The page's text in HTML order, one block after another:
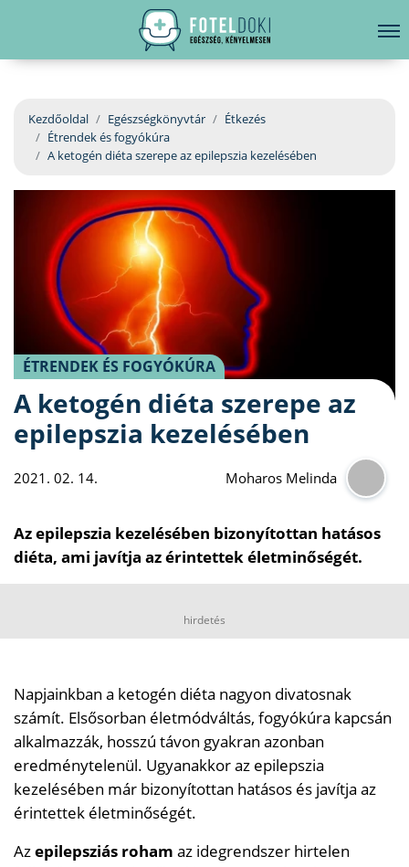
EGÉSZSÉGKÖNYVTÁR
BETEGSÉGKALAUZ
ÜGYELETKERESŐ
ORVOS VÁLASZOL
ORVOSKERESŐ
hirdetés
Kezdőoldal Egészségkönyvtár
Étkezés
Étrendek és fogyókúra
A ketogén diéta szerepe az epilepszia kezelésében
ÉTRENDEK ÉS FOGYÓKÚRA
A ketogén diéta szerepe az
epilepszia kezelésében
2021. 02. 14. Moharos Melinda
Az epilepszia kezelésében bizonyítottan hatásos
diéta, ami javítja az érintettek életminőségét.
hirdetés
Napjainkban a ketogén diéta nagyon divatosnak
számít. Elsősorban életmódváltás, fogyókúra kapcsán
alkalmazzák, hosszú távon gyakran azonban
eredménytelenül. Ugyanakkor az epilepszia
kezelésében már bizonyítottan hatásos és javítja az
érintettek életminőségét.
Azepilepsziás roham az idegrendszer hirtelen